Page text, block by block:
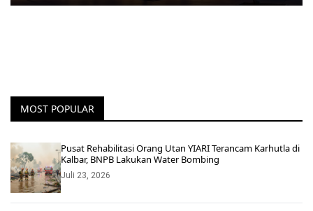
MOST POPULAR
Pusat Rehabilitasi Orang Utan YIARI Terancam Karhutla di
Kalbar, BNPB Lakukan Water Bombing
Juli 23, 2026